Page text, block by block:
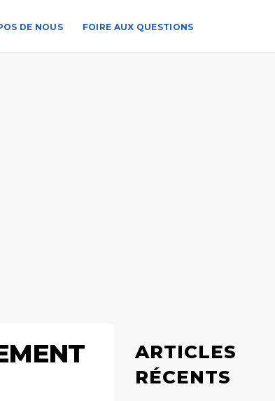
DE NOUS FOIRE AUX QUESTIONS
ARTICLES
RÉCENTS